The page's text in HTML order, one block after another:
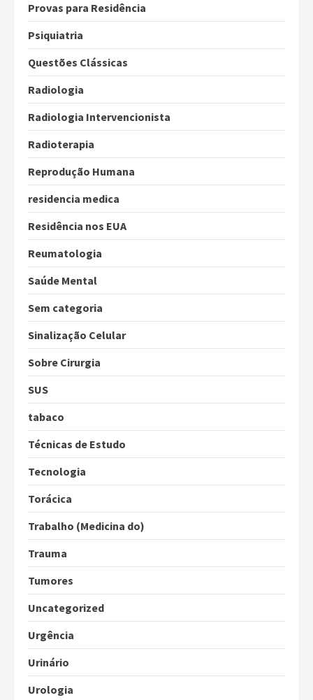
Provas para Residência
Psiquiatria
Questões Clássicas
Radiologia
Radiologia Intervencionista
Radioterapia
Reprodução Humana
residencia medica
Residência nos EUA
Reumatologia
Saúde Mental
Sem categoria
Sinalização Celular
Sobre Cirurgia
SUS
tabaco
Técnicas de Estudo
Tecnologia
Torácica
Trabalho (Medicina do)
Trauma
Tumores
Uncategorized
Urgência
Urinário
Urologia